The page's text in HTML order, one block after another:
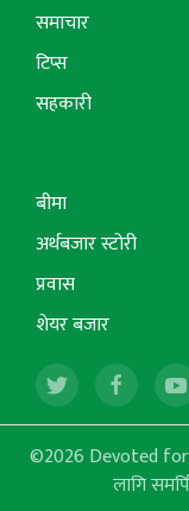
समाचार
टिप्स
सहकारी
बीमा
अर्थबजार स्टोरी
प्रवास
शेयर बजार
©2026 Devoted for
लागि